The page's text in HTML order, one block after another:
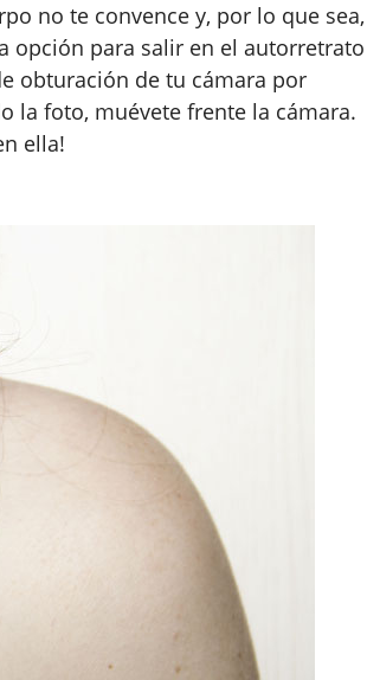
no te convence y, por lo que sea,
opción para salir en el autorretrato
obturación de tu cámara por
la foto, muévete frente la cámara.
ella!